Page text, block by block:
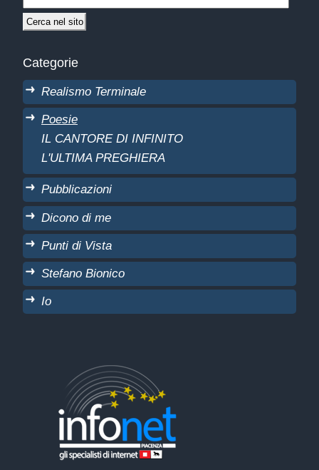
Categorie
Realismo Terminale
Poesie
IL CANTORE DI INFINITO
L'ULTIMA PREGHIERA
Pubblicazioni
Dicono di me
Punti di Vista
Stefano Bionico
Io